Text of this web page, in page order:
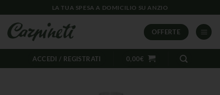
LA TUA SPESA A DOMICILIO SU ANZIO
OFFERTE
ACCEDI / REGISTRATI 0,00€